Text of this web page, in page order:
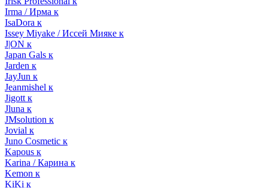
Irma / Ирма к
IsaDora к
Issey Miyake / Иссей Мияке к
J|ON к
Japan Gals к
Jarden к
JayJun к
Jeanmishel к
Jigott к
Jluna к
JMsolution к
Jovial к
Juno Cosmetic к
Kapous к
Karina / Карина к
Kemon к
KiKi к